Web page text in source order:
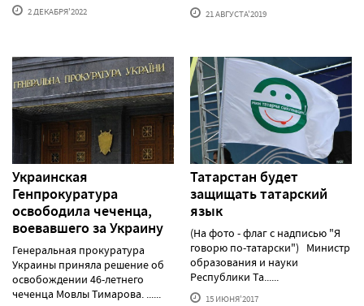
2 ДЕКАБРЯ'2022 21 АВГУСТА'2019
Украинская
Генпрокуратура
освободила чеченца,
воевавшего за Украину
Генеральная прокуратура
Украины приняла решение об
освобождении 46-летнего
чеченца Мовлы Тимарова. ......
Татарстан будет
защищать татарский
язык
(На фото - флаг с надписью "Я
говорю по-татарски") Министр
образования и науки
Республики Та......
15 ИЮНЯ'2017